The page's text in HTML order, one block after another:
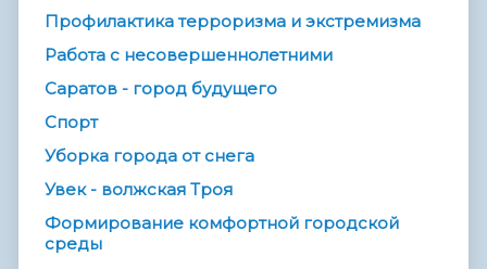
Профилактика терроризма и экстремизма
Работа с несовершеннолетними
Саратов - город будущего
Спорт
Уборка города от снега
Увек - волжская Троя
Формирование комфортной городской
среды